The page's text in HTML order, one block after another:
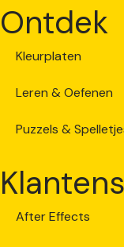
Ontdek
Kleurplaten
Leren & Oefenen
Puzzels &
After Effects